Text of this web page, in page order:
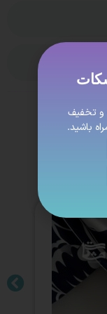
و تخفیف
باشید.